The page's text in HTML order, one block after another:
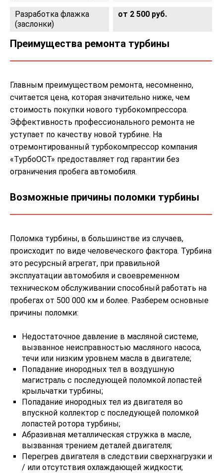
Разработка флажка
(заслонки)
от 2 500 руб.
Преимущества ремонта турбины
Главным преимуществом ремонта, несомненно,
считается цена, которая значительно ниже, чем
стоимость покупки нового турбокомпрессора.
Эффективность профессионального ремонта не
уступает по качеству новой турбине. На
отремонтированный турбокомпрессор компания
«ТурбоОСТ» предоставляет год гарантии без
ограничения пробега автомобиля.
Возможные причины поломки турбины
Поломка турбины, в большинстве из случаев,
происходит по виде человеческого фактора. Турбина
это ресурсный агрегат, при правильной
эксплуатации автомобиля и своевременном
техническом обслуживании способный работать на
пробегах от 500 000 км и более. Разберем основные
причины поломки:
Недостаточное давление в масляной системе,
вызванное неисправностью масляного насоса,
течи или низким уровнем масла в двигателе;
Попадание инородных тел в воздушную
магистраль с последующей поломкой лопастей
крыльчатки турбины;
Попадание инородных тел из двигателя во
впускной коллектор с последующей поломкой
лопастей ротора турбины;
Абразивная металлическая стружка в масле,
вызванная трением деталей двигателя;
Перегрев двигателя в следствии сверхнагрузки и
/ или отсутствия охлаждающей жидкости;